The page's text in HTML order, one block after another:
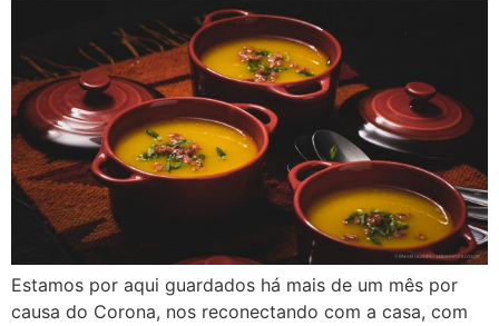
Estamos por aqui guardados há mais de um mês por
causa do Corona, nos reconectando com a casa, com